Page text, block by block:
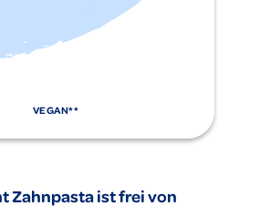
VEGAN**
Zahnpasta ist frei von